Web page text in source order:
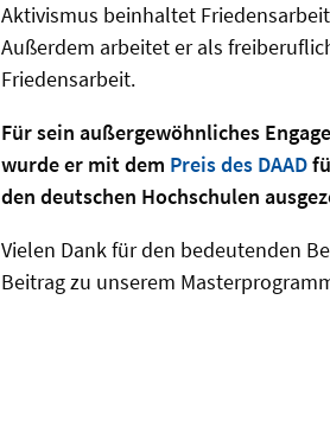
Aktivismus beinhaltet
Außerdem arbeitet er als
Friedensarbeit.
Für sein außergewöhnliches
wurde er mit dem Preis des DAAD
den deutschen Hochschulen
Vielen Dank für den bedeutenden
Beitrag zu unserem